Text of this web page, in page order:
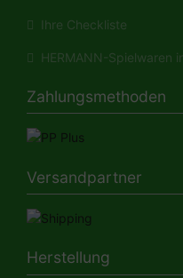
Ihre Checkliste
HERMANN-Spielwaren
Zahlungsmethoden
Versandpartner
Herstellung